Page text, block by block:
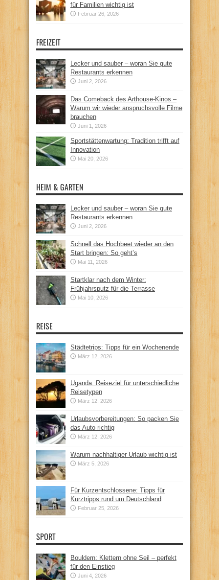
für Familien wichtig ist
Februar 26, 2026
FREIZEIT
Lecker und sauber – woran Sie gute
Restaurants erkennen
Juni 2, 2026
Das Comeback des Arthouse-Kinos –
Warum wir wieder anspruchsvolle Filme
brauchen
Juni 1, 2026
Sportstättenwartung: Tradition trifft auf
Innovation
Mai 20, 2026
HEIM & GARTEN
Lecker und sauber – woran Sie gute
Restaurants erkennen
Juni 2, 2026
Schnell das Hochbeet wieder an den
Start bringen: So geht’s
Mai 11, 2026
Startklar nach dem Winter:
Frühjahrsputz für die Terrasse
Mai 10, 2026
REISE
Städtetrips: Tipps für ein Wochenende
März 12, 2026
Uganda: Reiseziel für unterschiedliche
Reisetypen
März 12, 2026
Urlaubsvorbereitungen: So packen Sie
das Auto richtig
März 12, 2026
Warum nachhaltiger Urlaub wichtig ist
März 5, 2026
Für Kurzentschlossene: Tipps für
Kurztripps rund um Deutschland
Februar 25, 2026
SPORT
Bouldern: Klettern ohne Seil – perfekt
für den Einstieg
Juni 4, 2026